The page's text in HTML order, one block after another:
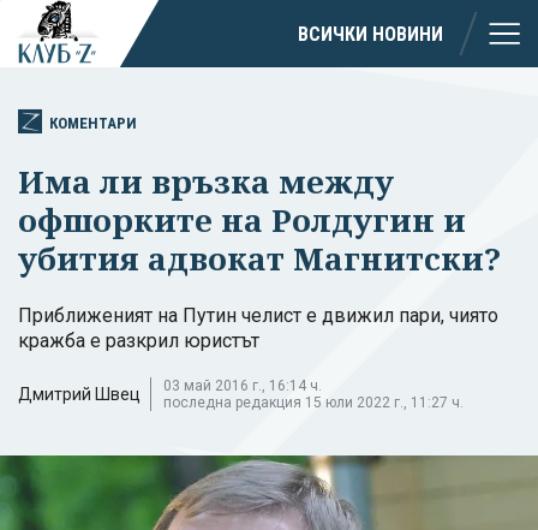
ВСИЧКИ НОВИНИ
КОМЕНТАРИ
Има ли връзка между
офшорките на Ролдугин и
убития адвокат Магнитски?
Приближеният на Путин челист е движил пари, чиято
кражба е разкрил юристът
Дмитрий Швец
03 май 2016 г., 16:14 ч.
последна редакция 15 юли 2022 г., 11:27 ч.